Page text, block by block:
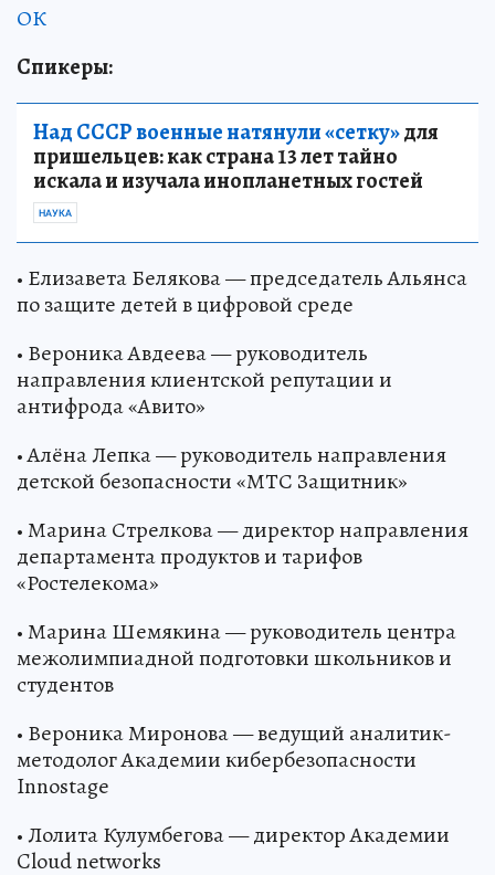
ОК
Спикеры:
Над СССР военные натянули «сетку»для
пришельцев: как страна 13 лет тайно
искала и изучала инопланетных гостей
НАУКА
• Елизавета Белякова — председатель Альянса
по защите детей в цифровой среде
• Вероника Авдеева — руководитель
направления клиентской репутации и
антифрода «Авито»
• Алёна Лепка — руководитель направления
детской безопасности «МТС Защитник»
• Марина Стрелкова — директор направления
департамента продуктов и тарифов
«Ростелекома»
• Марина Шемякина — руководитель центра
межолимпиадной подготовки школьников и
студентов
• Вероника Миронова — ведущий аналитик-
методолог Академии кибербезопасности
Innostage
• Лолита Кулумбегова — директор Академии
Cloud networks